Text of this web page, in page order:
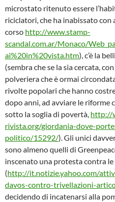
microstato ritenuto essere
riciclatori, che ha inabissato con
corso http://www.stamp-
scandal.com.ar/Monaco/
ai%20in%20vista.htm), c’è la
(sembra che se la sia cercata,
polveriera che è ormai
rivolte popolari che hanno
dopo anni, ad avviare le riforme
sotto la soglia di povertà, http://
rivista.org/giordania-dove-
politico/15292/). Gli unici
sono almeno quelli di
inscenato una protesta contra
(http://it.notizie.yahoo.com/
davos-contro-trivellazioni-
decidendo di incatenarsi alla